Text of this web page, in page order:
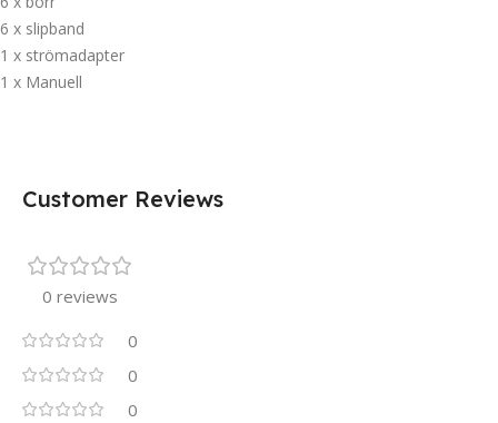
6 x slipband
1 x strömadapter
1 x Manuell
Customer Reviews
0 reviews
0
0
0